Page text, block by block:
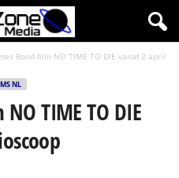
Bond-film NO TIME TO DIE vanaf 2 april
NL
TIME TO DIE